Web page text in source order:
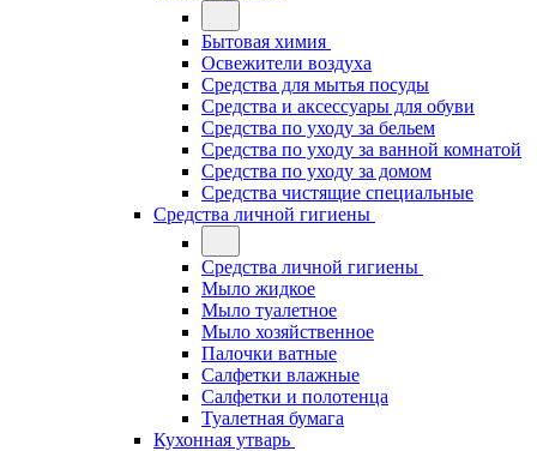
Бытовая химия
Освежители воздуха
Средства для мытья посуды
Средства и аксессуары для обуви
Средства по уходу за бельем
Средства по уходу за ванной комнатой
Средства по уходу за домом
Средства чистящие специальные
Средства личной гигиены
Средства личной гигиены
Мыло жидкое
Мыло туалетное
Мыло хозяйственное
Палочки ватные
Салфетки влажные
Салфетки и полотенца
Туалетная бумага
Кухонная утварь